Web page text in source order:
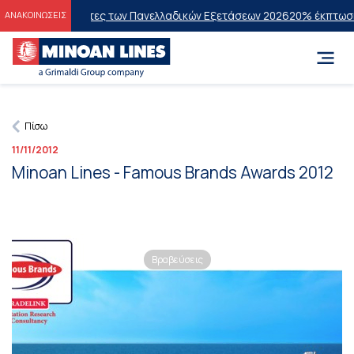
ΑΝΑΚΟΙΝΩΣΕΙΣ
Επιτυχόντες των Πανελλαδικών Εξετάσεων 202620% έκπτωση
Πίσω
11/11/2012
Minoan Lines - Famous Brands Awards 2012
Βραβεύσεις